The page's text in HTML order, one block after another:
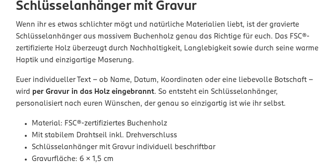
Schlüsselanhänger mit Gravur
Wenn ihr es etwas schlichter mögt und natürliche Materialien liebt, ist der gravierte
Schlüsselanhänger aus massivem Buchenholz genau das Richtige für euch. Das FSC®-
zertifizierte Holz überzeugt durch Nachhaltigkeit, Langlebigkeit sowie durch seine warme
Haptik und einzigartige Maserung.
Euer individueller Text – ob Name, Datum, Koordinaten oder eine liebevolle Botschaft –
wird per Gravur in das Holz eingebrannt. So entsteht ein Schlüsselanhänger,
personalisiert nach euren Wünschen, der genau so einzigartig ist wie ihr selbst.
Material: FSC®-zertifiziertes Buchenholz
Mit stabilem Drahtseil inkl. Drehverschluss
Schlüsselanhänger mit Gravur individuell beschriftbar
Gravurfläche: 6 × 1,5 cm